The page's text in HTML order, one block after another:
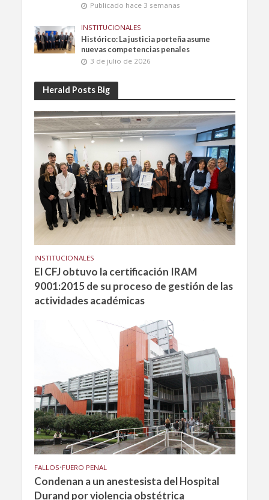
Publicado hace 3 semanas
INSTITUCIONALES
Histórico: La justicia porteña asume
nuevas competencias penales
3 de julio de 2026
Herald Posts Big
INSTITUCIONALES
El CFJ obtuvo la certificación IRAM
9001:2015 de su proceso de gestión de las
actividades académicas
FALLOS•FUERO PENAL
Condenan a un anestesista del Hospital
Durand por violencia obstétrica